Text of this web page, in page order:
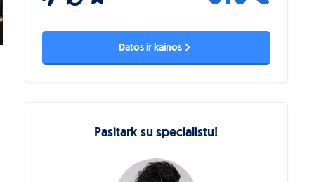
Datos ir kainos
Pasitark su specialistu!